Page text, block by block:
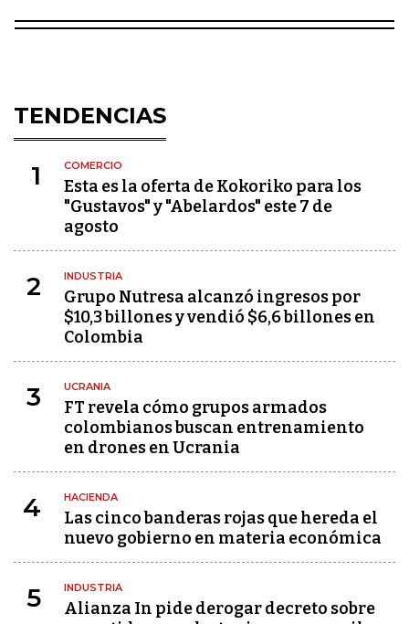
TENDENCIAS
1 COMERCIO
Esta es la oferta de Kokoriko para los
"Gustavos" y "Abelardos" este 7 de
agosto
2 INDUSTRIA
Grupo Nutresa alcanzó ingresos por
$10,3 billones y vendió $6,6 billones en
Colombia
3 UCRANIA
FT revela cómo grupos armados
colombianos buscan entrenamiento
en drones en Ucrania
4 HACIENDA
Las cinco banderas rojas que hereda el
nuevo gobierno en materia económica
5 INDUSTRIA
Alianza In pide derogar decreto sobre